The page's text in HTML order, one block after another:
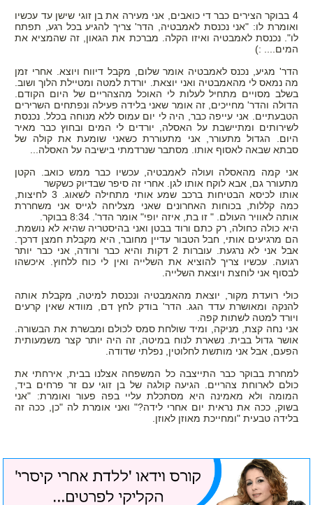
4 בבוקר הצירים כבר די כואבים, אני מעירה את בן זוגי שישן עד עכשיו
ואומרת לו: "אני נכנסת לאמבטיה, הדר' צריך להגיע בכל רגע, תפתח
לו". נכנסת לאמבטיה ואיזו הקלה. מברכת את הגאון, זה שהמציא את
המים.... :)
הדר' מגיע, נכנס לאמבטיה אומר שלום, מקבל דיווח ויוצא. אחרי זמן
מה נמאס לי מהאמבטיה ואני יוצאת. יורדת למטה ומטיילת הלוך ושוב.
בשלב מסויים מתחיל לעלות לי האוכל מהצהריים של היום הקודם.
הדולה והדר' מחייכים, זה אומר שאני בלידה פעילה ונפתחים השרירים
הטבעתיים. אני עייפה כבר, היה לי יום עמוס ללא מנוחה בכלל. נכנסת
לשירותים ומתיישבת על האסלה, יורדים לי המים ובחוץ כבר מאיר
היום. הגדול מתעורר, אני מתעוררת כשאני שומעת את קולה של
סבתא שבאה לאסוף אותו. מסתבר שנרדמתי בישיבה על האסלה...
אני קמה מהאסלה ועולה לאמבטיה, עכשיו כבר ממש כואב. הקטן
מתעורר גם, אבא לוקח אותו לגן. אחרי זה סיפר שבדיוק כשקשר
אותו לכיסא הבטיחות ברכב שמע אותי מתחילה לשאוג. 3 לחיצות,
כמה קללות, בכוחות האחרונים שאני מצליחה לגייס אני משחררת
אותה לאוויר העולם. " זו בת, איזה יופי" אומר הדר'. 8:34 בבוקר.
היא כולה כחולה, רק כתם ורוד בבטן ואני בהיסטריה שהיא לא נושמת.
הם מרגיעים אותי, חבל הטבור עדיין מחובר, היא מקבלת חמצן דרכך.
אבל אני לא נרגעת. עוברות 2 דקות והיא כבר ורודה, אני כבר יותר
רגועה. עכשיו צריך להוציא את השלייה ואין לי כוח ללחוץ. איכשהו
לבסוף אני לוחצת ויוצאת השלייה.
כולי רועדת מקור, יוצאת מהאמבטיה ונכנסת למיטה, מקבלת אותה
להנקה ומאושרת עדד הגג. הדר' בודק לחץ דם, מוודא שאין קרעים
ויורד למטה לשתות קפה.
אני נחה קצת, מניקה, ומיד שולחת סמס לכולם ומבשרת את הבשורה.
אושר גדול בבית. נשארת לנוח במיטה, זה היה יותר קצר משמעותית
הפעם, אבל אני מותשת לחלוטין, נפלתי שדודה.
למחרת בבוקר כבר התייצבה כל המשפחה אצלנו בבית, אירחתי את
כולם לארוחת צהריים. הגיעה קולגה של בן זוגי עם זר פרחים ביד,
המומה ולא מאמינה היא מסתכלת עליי בפה פעור ואומרת: "אני
בשוק, ככה את נראית יום אחרי לידה?" ואני אומרת לה "כן, ככה זה
בלידה טבעית "ומחייכת מאוזן לאוזן.